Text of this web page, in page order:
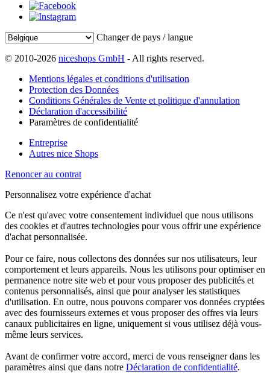
Changer de pays / langue
© 2010-2026 niceshops GmbH - All rights reserved.
Mentions légales et conditions d'utilisation
Protection des Données
Conditions Générales de Vente et politique d'annulation
Déclaration d'accessibilité
Paramètres de confidentialité
Entreprise
Autres nice Shops
Renoncer au contrat
Personnalisez votre expérience d'achat
Ce n'est qu'avec votre consentement individuel que nous utilisons
des cookies et d'autres technologies pour vous offrir une expérience
d'achat personnalisée.
Pour ce faire, nous collectons des données sur nos utilisateurs, leur
comportement et leurs appareils. Nous les utilisons pour optimiser en
permanence notre site web et pour vous proposer des publicités et
contenus personnalisés, ainsi que pour analyser les statistiques
d'utilisation. En outre, nous pouvons comparer vos données cryptées
avec des fournisseurs externes et vous proposer des offres via leurs
canaux publicitaires en ligne, uniquement si vous utilisez déjà vous-
même leurs services.
Avant de confirmer votre accord, merci de vous renseigner dans les
paramètres ainsi que dans notre Déclaration de confidentialité.